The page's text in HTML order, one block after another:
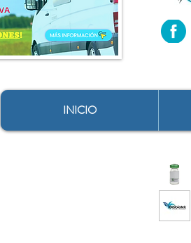
INICIO